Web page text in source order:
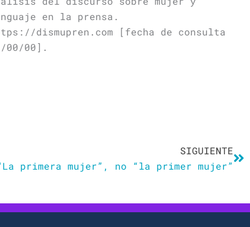
en la prensa.
dismupren.com [fecha de consulta
00/00].
SIGUIENTE
primera mujer”, no “la primer mujer”